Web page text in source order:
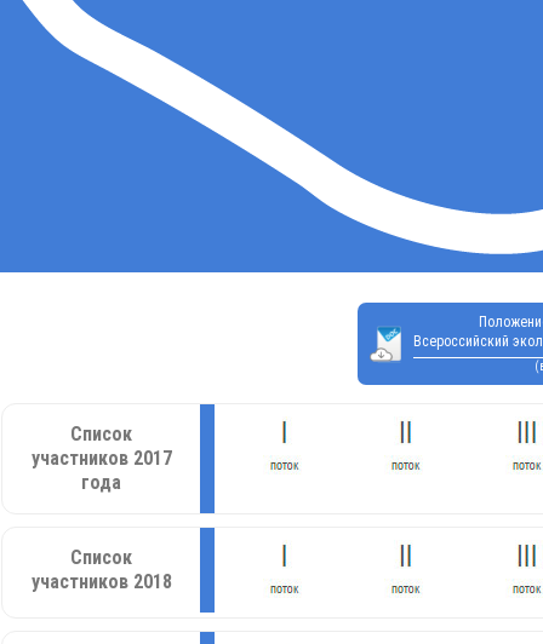
Всероссийский
Список
участников 2017
года
Список
участников 2018